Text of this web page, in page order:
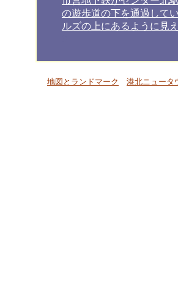
の遊歩道の下を通過して
ルズの上にあるように見
地図とランドマーク 港北ニュータ